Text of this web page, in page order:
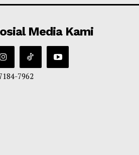
Media Kami
7962